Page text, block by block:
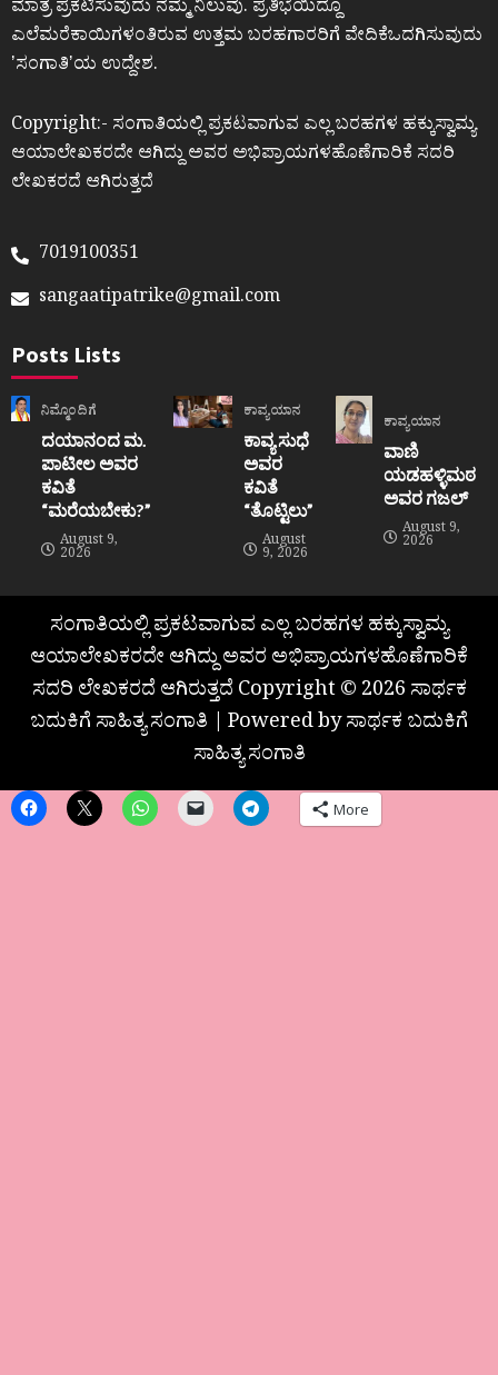
ಮಾತ್ರ ಪ್ರಕಟಿಸುವುದು ನಮ್ಮ ನಿಲುವು. ಪ್ರತಿಭೆಯಿದ್ದೂ
ಎಲೆಮರೆಕಾಯಿಗಳಂತಿರುವ ಉತ್ತಮ ಬರಹಗಾರರಿಗೆ ವೇದಿಕೆಒದಗಿಸುವುದು
ʼಸಂಗಾತಿʼಯ ಉದ್ದೇಶ.
Copyright:- ಸಂಗಾತಿಯಲ್ಲಿ ಪ್ರಕಟವಾಗುವ ಎಲ್ಲ ಬರಹಗಳ ಹಕ್ಕುಸ್ವಾಮ್ಯ
ಆಯಾಲೇಖಕರದೇ ಆಗಿದ್ದು ಅವರ ಅಭಿಪ್ರಾಯಗಳಹೊಣೆಗಾರಿಕೆ ಸದರಿ
ಲೇಖಕರದೆ ಆಗಿರುತ್ತದೆ
7019100351
sangaatipatrike@gmail.com
Posts Lists
ನಿಮ್ಮೊಂದಿಗೆ
ದಯಾನಂದ ಮ.
ಪಾಟೀಲ ಅವರ
ಕವಿತೆ
“ಮರೆಯಬೇಕು?”
August 9,
2026
ಕಾವ್ಯಯಾನ
ಕಾವ್ಯ ಸುಧೆ
ಅವರ
ಕವಿತೆ
“ತೊಟ್ಟಿಲು”
August
9, 2026
ಕಾವ್ಯಯಾನ
ವಾಣಿ
ಯಡಹಳ್ಳಿಮಠ
ಅವರ ಗಜಲ್
August 9,
2026
ಸಂಗಾತಿಯಲ್ಲಿ ಪ್ರಕಟವಾಗುವ ಎಲ್ಲ ಬರಹಗಳ ಹಕ್ಕುಸ್ವಾಮ್ಯ
ಆಯಾಲೇಖಕರದೇ ಆಗಿದ್ದು ಅವರ ಅಭಿಪ್ರಾಯಗಳಹೊಣೆಗಾರಿಕೆ
ಸದರಿ ಲೇಖಕರದೆ ಆಗಿರುತ್ತದೆ Copyright © 2026 ಸಾರ್ಥಕ
ಬದುಕಿಗೆ ಸಾಹಿತ್ಯ ಸಂಗಾತಿ | Powered by ಸಾರ್ಥಕ ಬದುಕಿಗೆ
ಸಾಹಿತ್ಯ ಸಂಗಾತಿ
More